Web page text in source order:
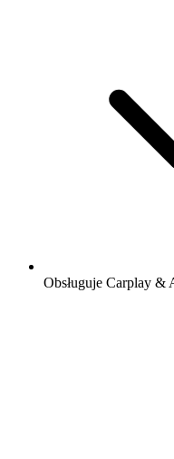
Obsługuje Carplay &